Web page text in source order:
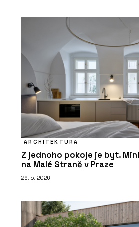
ARCHITEKTURA
Z jednoho pokoje je byt.
na Malé Straně v Praze
29. 5. 2026